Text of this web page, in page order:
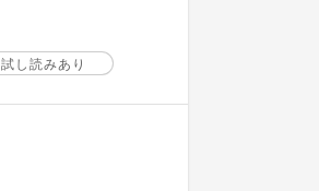
試し読みあり